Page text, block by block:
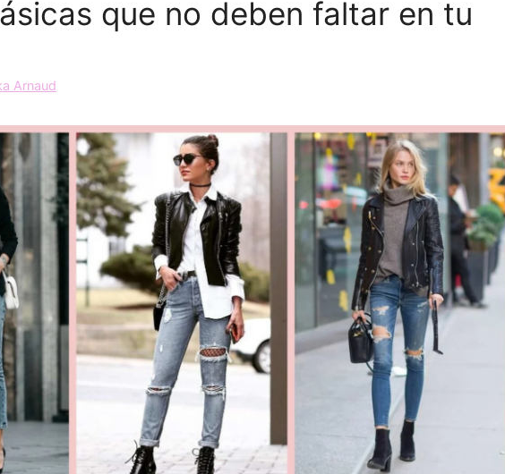
que no deben faltar en tu
Arnaud